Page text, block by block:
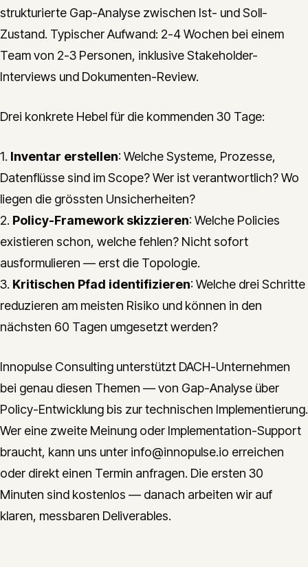
strukturierte Gap-Analyse zwischen Ist- und Soll-
Zustand. Typischer Aufwand: 2-4 Wochen bei einem
Team von 2-3 Personen, inklusive Stakeholder-
Interviews und Dokumenten-Review.
Drei konkrete Hebel für die kommenden 30 Tage:
1. Inventar erstellen: Welche Systeme, Prozesse,
Datenflüsse sind im Scope? Wer ist verantwortlich? Wo
liegen die grössten Unsicherheiten?
2. Policy-Framework skizzieren: Welche Policies
existieren schon, welche fehlen? Nicht sofort
ausformulieren — erst die Topologie.
3. Kritischen Pfad identifizieren: Welche drei Schritte
reduzieren am meisten Risiko und können in den
nächsten 60 Tagen umgesetzt werden?
Innopulse Consulting unterstützt DACH-Unternehmen
bei genau diesen Themen — von Gap-Analyse über
Policy-Entwicklung bis zur technischen Implementierung.
Wer eine zweite Meinung oder Implementation-Support
braucht, kann uns unter info@innopulse.io erreichen
oder direkt einen Termin anfragen. Die ersten 30
Minuten sind kostenlos — danach arbeiten wir auf
klaren, messbaren Deliverables.